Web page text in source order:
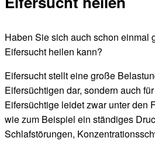
Haben Sie sich auch schon einmal
Eifersucht heilen kann?
Eifersucht stellt eine große
Eifersüchtigen dar, sondern auch
Eifersüchtige leidet zwar unter den
wie zum Beispiel ein ständiges
Schlafstörungen,